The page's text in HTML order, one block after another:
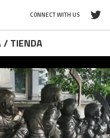
CONNECT WITH US
/ TIENDA